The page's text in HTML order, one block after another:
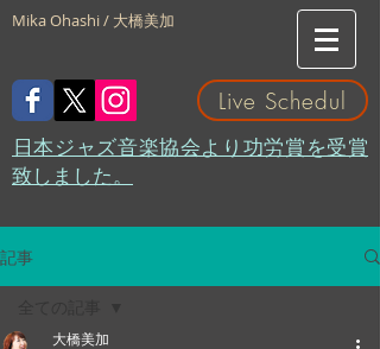
Mika Ohashi / 大橋美加
Live Schedul
​日本ジャズ音楽協会より功労賞を受賞
致しました。
記事
大橋美加